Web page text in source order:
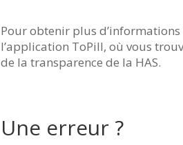
Pour obtenir plus
l’application ToPill, où vous
de la transparence de la HAS.
Une erreur ?